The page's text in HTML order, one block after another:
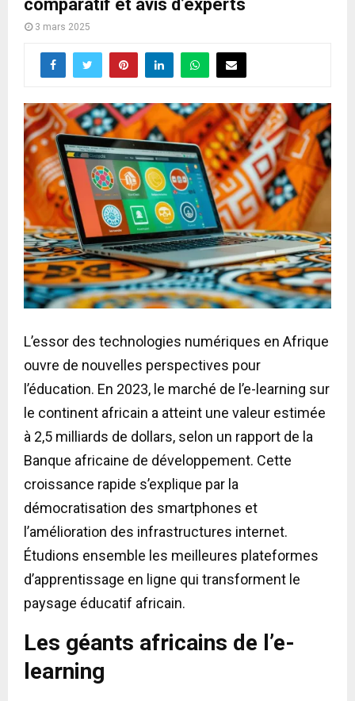
comparatif et avis d’experts
3 mars 2025
L’essor des technologies numériques en Afrique
ouvre de nouvelles perspectives pour
l’éducation. En 2023, le marché de l’e-learning sur
le continent africain a atteint une valeur estimée
à 2,5 milliards de dollars, selon un rapport de la
Banque africaine de développement. Cette
croissance rapide s’explique par la
démocratisation des smartphones et
l’amélioration des infrastructures internet.
Étudions ensemble les meilleures plateformes
d’apprentissage en ligne qui transforment le
paysage éducatif africain.
Les géants africains de l’e-
learning